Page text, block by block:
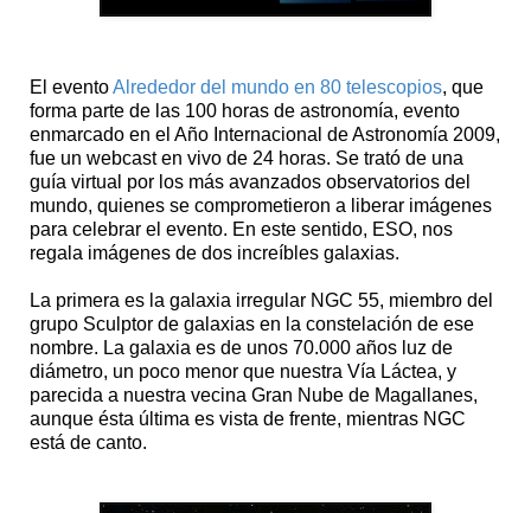
El eventoAlrededor del mundo en 80 telescopios, que
forma parte de las 100 horas de astronomía, evento
enmarcado en el Año Internacional de Astronomía 2009,
fue un webcast en vivo de 24 horas. Se trató de una
guía virtual por los más avanzados observatorios del
mundo, quienes se comprometieron a liberar imágenes
para celebrar el evento. En este sentido, ESO, nos
regala imágenes de dos increíbles galaxias.
La primera es la galaxia irregular NGC 55, miembro del
grupo Sculptor de galaxias en la constelación de ese
nombre. La galaxia es de unos 70.000 años luz de
diámetro, un poco menor que nuestra Vía Láctea, y
parecida a nuestra vecina Gran Nube de Magallanes,
aunque ésta última es vista de frente, mientras NGC
está de canto.